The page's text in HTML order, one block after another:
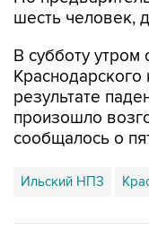
шесть человек,
В субботу
Краснодарского
результате
произошло
сообщалось о
Ильский НПЗ